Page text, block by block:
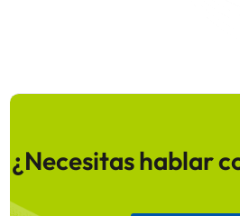
¿Necesitas hablar